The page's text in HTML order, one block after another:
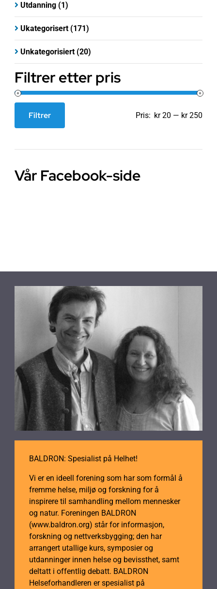
Utdanning (1)
Ukategorisert (171)
Unkategorisiert (20)
Filtrer etter pris
Makspris
Filtrer Pris: kr 20 — kr 250
Vår Facebook-side
BALDRON: Spesialist på Helhet!
Vi er en ideell forening som har som formål å
fremme helse, miljø og forskning for å
inspirere til samhandling mellom mennesker
og natur. Foreningen BALDRON
(www.baldron.org) står for informasjon,
forskning og nettverksbygging; den har
arrangert utallige kurs, symposier og
utdanninger innen helse og bevissthet, samt
deltatt i offentlig debatt. BALDRON
Helseforhandleren er spesialist på